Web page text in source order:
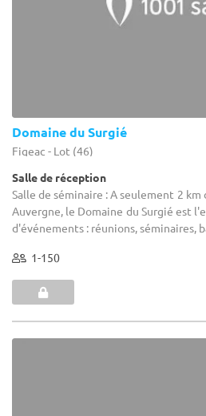
Domaine du Surgié
Figeac - Lot (46)
Salle de réception
Salle de séminaire : A seulement 2
Auvergne, le Domaine du Surgié est
d'événements : réunions, séminaires,
1-150